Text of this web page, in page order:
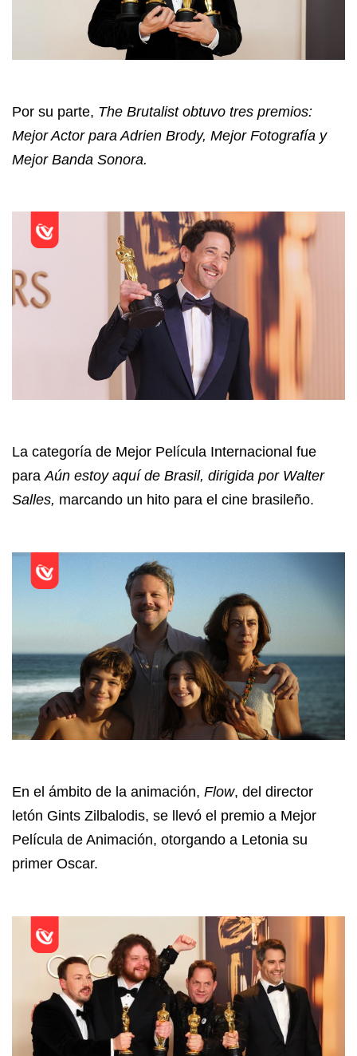
Por su parte, The Brutalist obtuvo tres premios:
Mejor Actor para Adrien Brody, Mejor Fotografía y
Mejor Banda Sonora.
La categoría de Mejor Película Internacional fue
para Aún estoy aquí de Brasil, dirigida por Walter
Salles, marcando un hito para el cine brasileño.
En el ámbito de la animación, Flow, del director
letón Gints Zilbalodis, se llevó el premio a Mejor
Película de Animación, otorgando a Letonia su
primer Oscar.